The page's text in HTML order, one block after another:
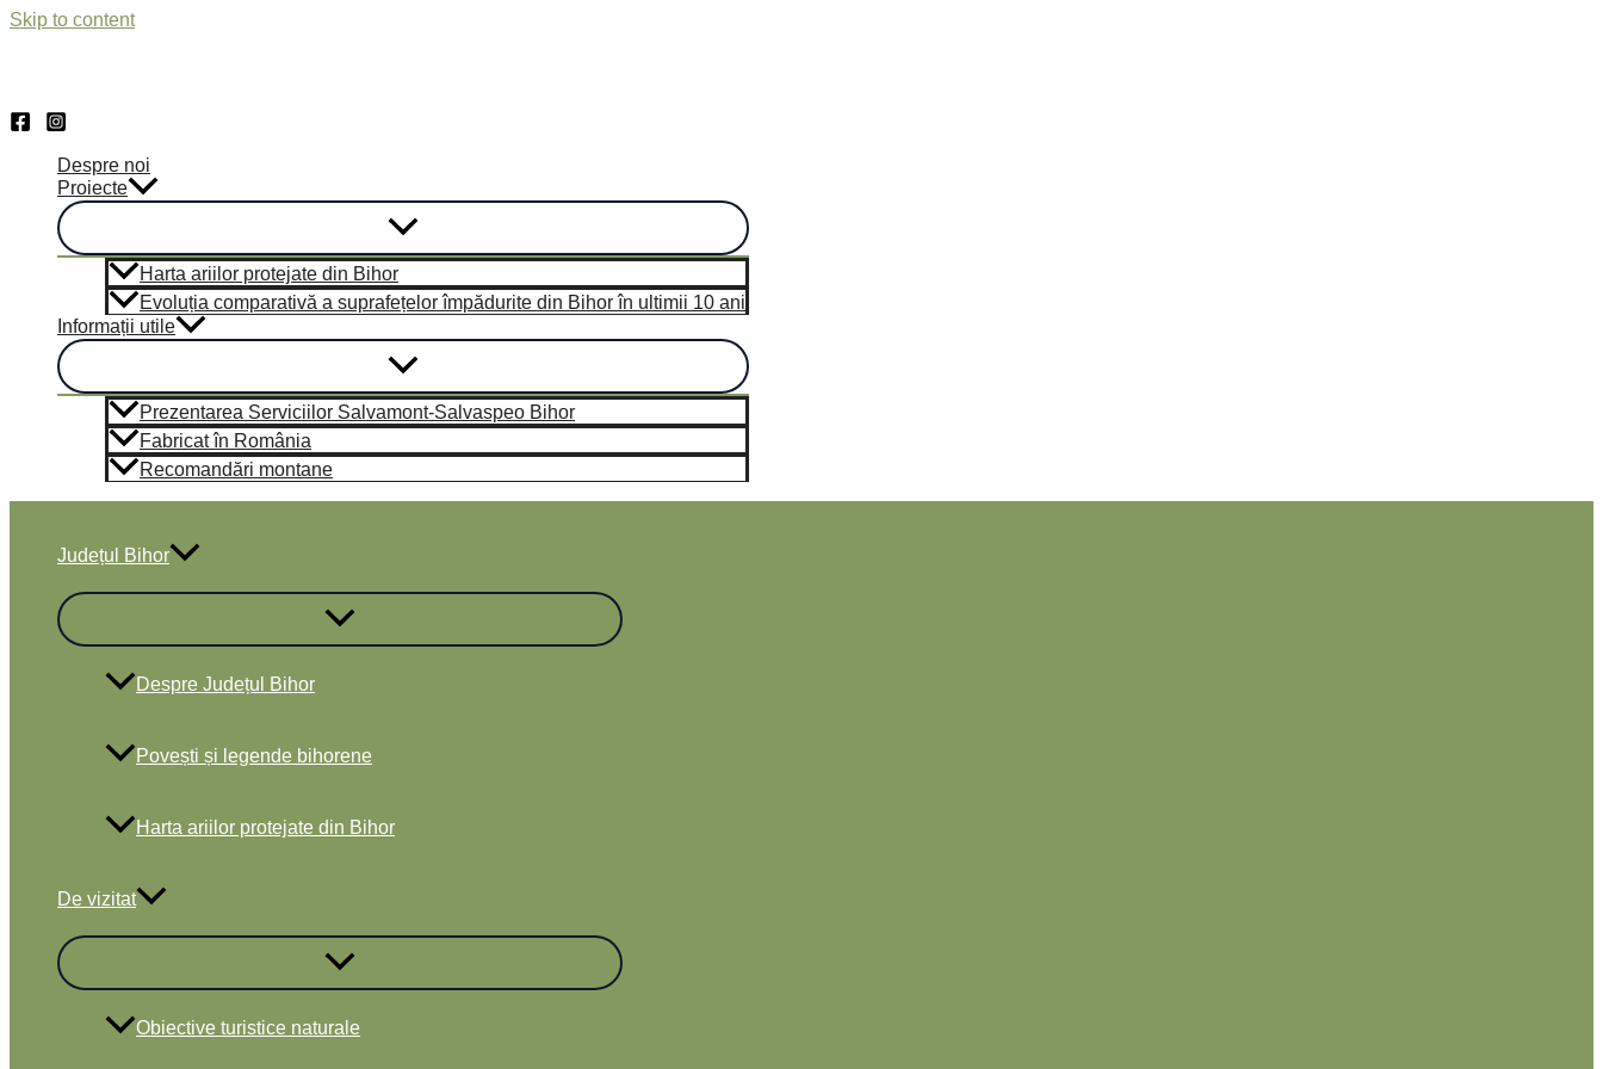
Skip to content
Despre noi
Proiecte
Harta ariilor protejate din Bihor
Evoluția comparativă a suprafețelor împădurite din Bihor în ultimii 10 ani
Informații utile
Prezentarea Serviciilor Salvamont-Salvaspeo Bihor
Fabricat în România
Recomandări montane